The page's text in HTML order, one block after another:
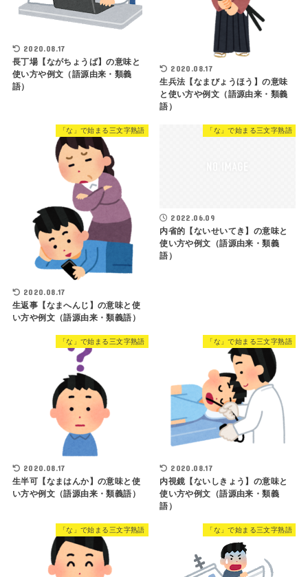
2020.08.17
長丁場【ながちょうば】の意味と
使い方や例文（語源由来・類義
語）
2020.08.17
生兵法【なまびょうほう】の意味
と使い方や例文（語源由来・類義
語）
「な」で始まる三文字熟語
2020.08.17
生返事【なまへんじ】の意味と使
い方や例文（語源由来・類義語）
「な」で始まる三文字熟語
2022.06.09
内省的【ないせいてき】の意味と
使い方や例文（語源由来・類義
語）
「な」で始まる三文字熟語
2020.08.17
生半可【なまはんか】の意味と使
い方や例文（語源由来・類義語）
「な」で始まる三文字熟語
2020.08.17
内視鏡【ないしきょう】の意味と
使い方や例文（語源由来・類義
語）
「な」で始まる三文字熟語 「な」で始まる三文字熟語